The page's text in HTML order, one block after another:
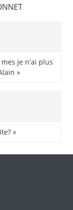
je n'ai plus
»
»